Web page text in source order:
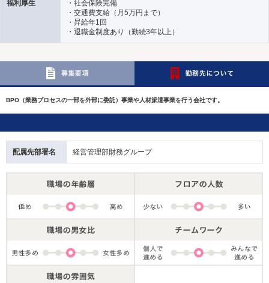
福利厚生
・社会保険完備
・交通費支給（月5万円まで）
・昇給年1回
・退職金制度あり（勤続3年以上）
BPO（業務プロセスの一部を外部に委託）事業や人材派遣事業を行う会社です。
配属先部署名 経営管理部財務グループ